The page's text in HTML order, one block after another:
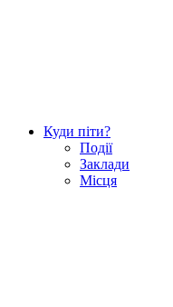
Куди піти?
Події
Заклади
Місця